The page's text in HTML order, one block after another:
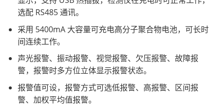
选配 RS485 通讯。
采用 5400mA 大容量可充电高分子聚合物电池，可长时
间连续工作。
声光报警、振动报警、视觉报警、欠压报警、故障报
警，报警时多方位立体显示报警状态。
报警值可设，报警方式可选低报警、高报警、区间报
警、加权平均值报警。